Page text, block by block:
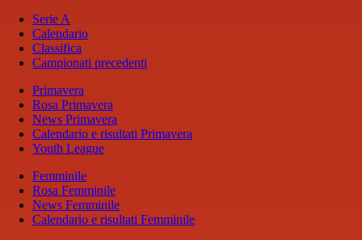
Serie A
Calendario
Classifica
Campionati precedenti
Primavera
Rosa Primavera
News Primavera
Calendario e risultati Primavera
Youth League
Femminile
Rosa Femminile
News Femminile
Calendario e risultati Femminile